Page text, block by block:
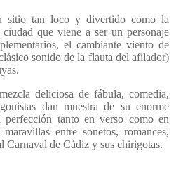
sitio tan loco y divertido como la
que viene a ser un personaje
el cambiante viento de
sonido de la flauta del afilador)
deliciosa de fábula, comedia,
dan muestra de su enorme
perfección tanto en verso como en
entre sonetos, romances,
de Cádiz y sus chirigotas.